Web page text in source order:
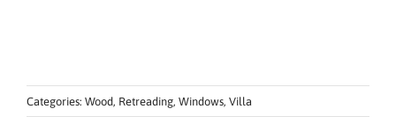
Categories: Wood, Retreading, Windows, Villa